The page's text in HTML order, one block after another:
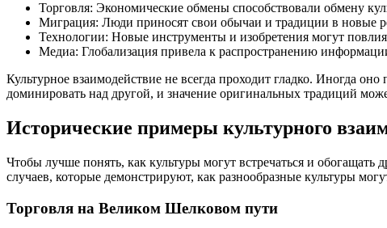
Торговля: Экономические обмены способствовали обмену
Миграция: Люди приносят свои обычаи и традиции в новые
Технологии: Новые инструменты и изобретения могут
Медиа: Глобализация привела к распространению
Культурное взаимодействие не всегда проходит гладко. Иногда
доминировать над другой, и значение оригинальных традиций
Исторические примеры культурного
Чтобы лучше понять, как культуры могут встречаться и обогащать
случаев, которые демонстрируют, как разнообразные культуры
Торговля на Великом Шелковом пути